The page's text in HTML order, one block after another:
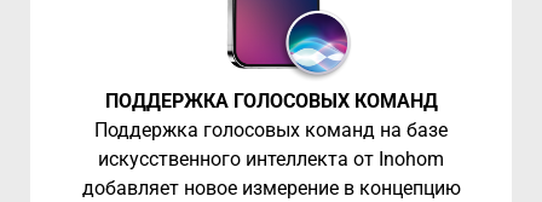
ПОДДЕРЖКА ГОЛОСОВЫХ КОМАНД
Поддержка голосовых команд на базе
искусственного интеллекта от Inohom
добавляет новое измерение в концепцию